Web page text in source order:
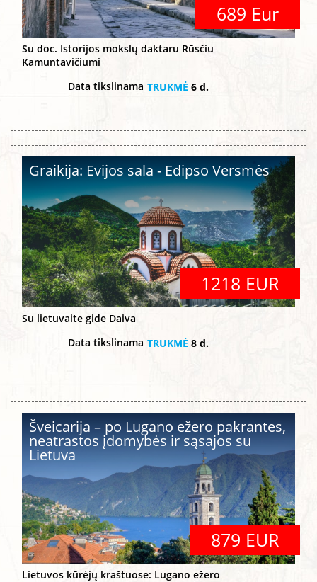
689 Eur
Su doc. Istorijos mokslų daktaru Rūsčiu
Kamuntavičiumi
Data tikslinama TRUKMĖ 6 d.
Graikija: Evijos sala - Edipso Versmės
1218 EUR
Su lietuvaite gide Daiva
Data tikslinama TRUKMĖ 8 d.
Šveicarija – po Lugano ežero pakrantes,
neatrastos įdomybės ir sąsajos su
Lietuva
879 EUR
Lietuvos kūrėjų kraštuose: Lugano ežero